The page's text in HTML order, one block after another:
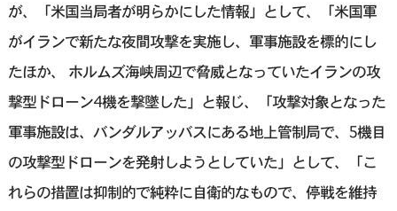
が、「米国当局者が明らかにした情報」として、「米国軍
がイランで新たな夜間攻撃を実施し、軍事施設を標的にし
たほか、 ホルムズ海峡周辺で脅威となっていたイランの攻
撃型ドローン4機を撃墜した」と報じ、「攻撃対象となった
軍事施設は、バンダルアッバスにある地上管制局で、5機目
の攻撃型ドローンを発射しようとしていた」として、「こ
れらの措置は抑制的で純粋に自衛的なもので、停戦を維持